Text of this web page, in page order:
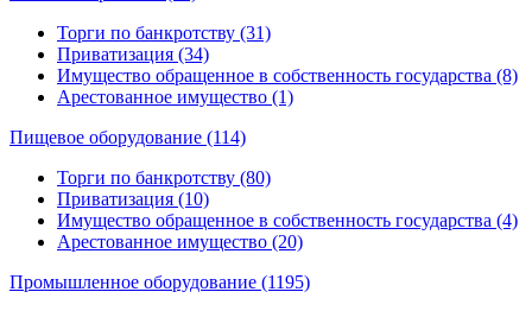
Торги по банкротству (31)
Приватизация (34)
Имущество обращенное в собственность государства (8)
Арестованное имущество (1)
Пищевое оборудование (114)
Торги по банкротству (80)
Приватизация (10)
Имущество обращенное в собственность государства (4)
Арестованное имущество (20)
Промышленное оборудование (1195)